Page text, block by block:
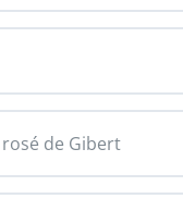
de Gibert